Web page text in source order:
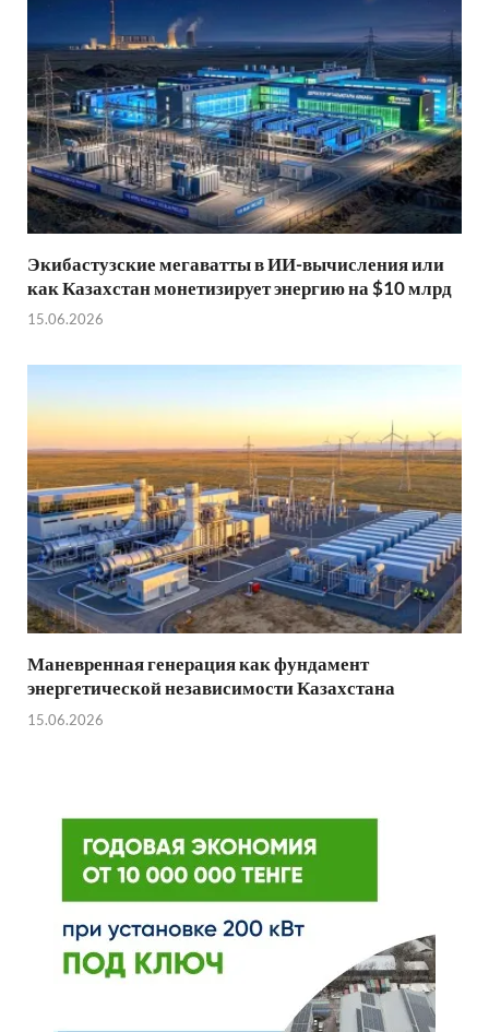
Экибастузские мегаватты в ИИ-вычисления или
как Казахстан монетизирует энергию на $10 млрд
15.06.2026
Маневренная генерация как фундамент
энергетической независимости Казахстана
15.06.2026